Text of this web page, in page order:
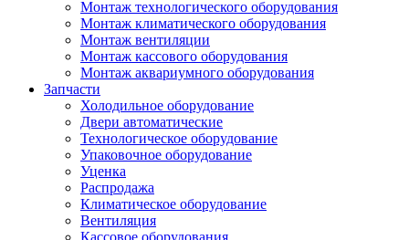
Монтаж технологического оборудования
Монтаж климатического оборудования
Монтаж вентиляции
Монтаж кассового оборудования
Монтаж аквариумного оборудования
Запчасти
Холодильное оборудование
Двери автоматические
Технологическое оборудование
Упаковочное оборудование
Уценка
Распродажа
Климатическое оборудование
Вентиляция
Кассовое оборудования